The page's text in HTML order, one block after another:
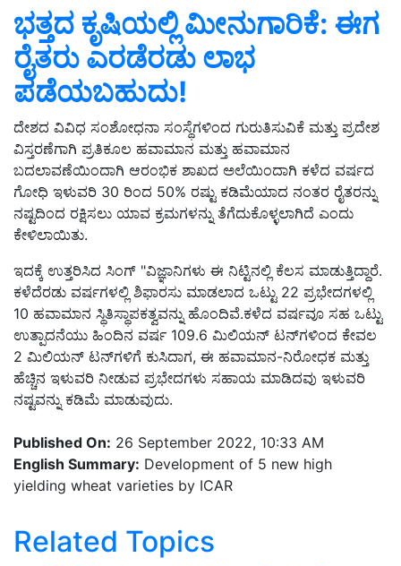
ಭತ್ತದ ಕೃಷಿಯಲ್ಲಿ ಮೀನುಗಾರಿಕೆ: ಈಗ
ರೈತರು ಎರಡೆರಡು ಲಾಭ
ಪಡೆಯಬಹುದು!
ದೇಶದ ವಿವಿಧ ಸಂಶೋಧನಾ ಸಂಸ್ಥೆಗಳಿಂದ ಗುರುತಿಸುವಿಕೆ ಮತ್ತು ಪ್ರದೇಶ
ವಿಸ್ತರಣೆಗಾಗಿ ಪ್ರತಿಕೂಲ ಹವಾಮಾನ ಮತ್ತು ಹವಾಮಾನ
ಬದಲಾವಣೆಯಿಂದಾಗಿ ಆರಂಭಿಕ ಶಾಖದ ಅಲೆಯಿಂದಾಗಿ ಕಳೆದ ವರ್ಷದ
ಗೋಧಿ ಇಳುವರಿ 30 ರಿಂದ 50% ರಷ್ಟು ಕಡಿಮೆಯಾದ ನಂತರ ರೈತರನ್ನು
ನಷ್ಟದಿಂದ ರಕ್ಷಿಸಲು ಯಾವ ಕ್ರಮಗಳನ್ನು ತೆಗೆದುಕೊಳ್ಳಲಾಗಿದೆ ಎಂದು
ಕೇಳಿಲಾಯಿತು.
ಇದಕ್ಕೆ ಉತ್ತರಿಸಿದ ಸಿಂಗ್‌ "ವಿಜ್ಞಾನಿಗಳು ಈ ನಿಟ್ಟಿನಲ್ಲಿ ಕೆಲಸ ಮಾಡುತ್ತಿದ್ದಾರೆ.
ಕಳೆದೆರಡು ವರ್ಷಗಳಲ್ಲಿ ಶಿಫಾರಸು ಮಾಡಲಾದ ಒಟ್ಟು 22 ಪ್ರಭೇದಗಳಲ್ಲಿ
10 ಹವಾಮಾನ ಸ್ಥಿತಿಸ್ಥಾಪಕತ್ವವನ್ನು ಹೊಂದಿವೆ.ಕಳೆದ ವರ್ಷವೂ ಸಹ ಒಟ್ಟು
ಉತ್ಪಾದನೆಯು ಹಿಂದಿನ ವರ್ಷ 109.6 ಮಿಲಿಯನ್ ಟನ್‌ಗಳಿಂದ ಕೇವಲ
2 ಮಿಲಿಯನ್ ಟನ್‌ಗಳಿಗೆ ಕುಸಿದಾಗ, ಈ ಹವಾಮಾನ-ನಿರೋಧಕ ಮತ್ತು
ಹೆಚ್ಚಿನ ಇಳುವರಿ ನೀಡುವ ಪ್ರಭೇದಗಳು ಸಹಾಯ ಮಾಡಿದವು ಇಳುವರಿ
ನಷ್ಟವನ್ನು ಕಡಿಮೆ ಮಾಡುವುದು.
Published On: 26 September 2022, 10:33 AM
English Summary: Development of 5 new high
yielding wheat varieties by ICAR
Related Topics